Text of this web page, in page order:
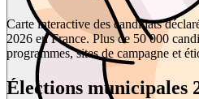
Carte interactive des candidats
2026 en France. Plus de 50 000
programmes, sites de campagne et
Élections municipales